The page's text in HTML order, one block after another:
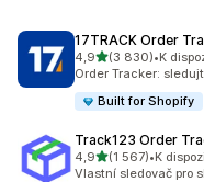
17TRACK Order
4,9z 5 hvězd
(3 830)
Celkový počet
•K
Order Tracker:
Built for Shopify
Track123 Order
4,9z 5 hvězd
(1 567)
Celkový počet
•K
Vlastní sledovač pro